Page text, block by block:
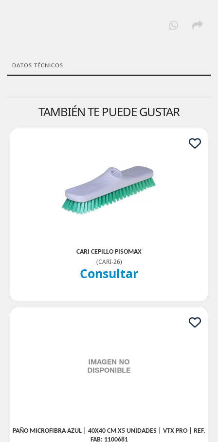
DATOS TÉCNICOS
TAMBIÉN TE PUEDE GUSTAR
CARI CEPILLO PISOMAX
(CARI-26)
Consultar
PAÑO MICROFIBRA AZUL | 40X40 CM X5 UNIDADES | VTX PRO | REF.
FAB: 1100681